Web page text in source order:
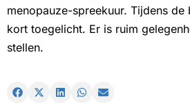
menopauze-spreekuur. Tijdens
kort toegelicht. Er is ruim
stellen.